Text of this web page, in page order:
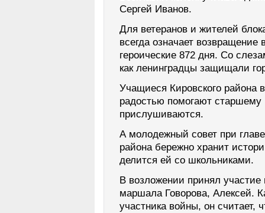
Сергей Иванов.
Для ветеранов и жителей
всегда означает
героические 872 дня. Со
как ленинградцы защищали
Учащиеся Кировского района
радостью помогают
прислушиваются.
А молодежный совет при
района бережно хранит
делится ей со школьниками.
В возложении принял участие
маршала Говорова, Алексей.
участника войны, он считает,